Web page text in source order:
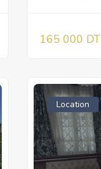
165 000 DT
Location